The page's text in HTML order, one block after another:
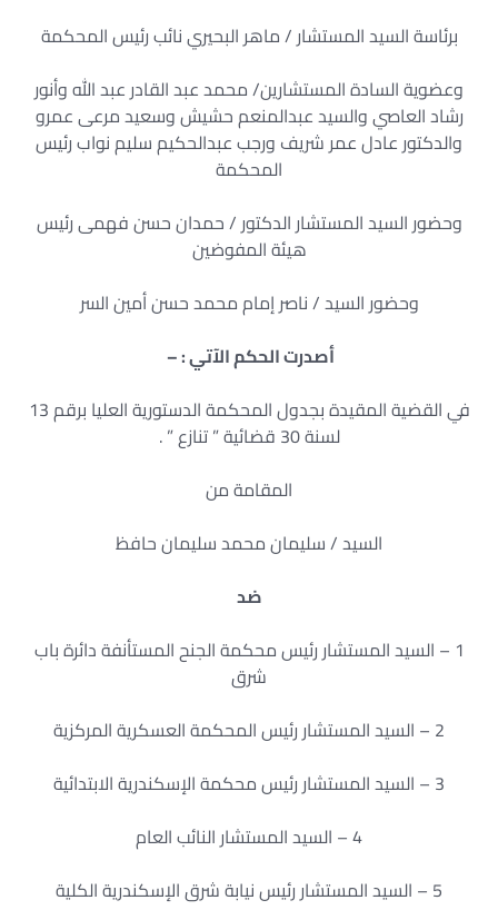
برئاسة السيد المستشار / ماهر البحيري نائب رئيس المحكمة
وعضوية السادة المستشارين/ محمد عبد القادر عبد الله وأنور
رشاد العاصي والسيد عبدالمنعم حشيش وسعيد مرعى عمرو
والدكتور عادل عمر شريف ورجب عبدالحكيم سليم نواب رئيس
المحكمة
وحضور السيد المستشار الدكتور / حمدان حسن فهمى رئيس
هيئة المفوضين
وحضور السيد / ناصر إمام محمد حسن أمين السر
أصدرت الحكم الآتي : –
في القضية المقيدة بجدول المحكمة الدستورية العليا برقم 13
لسنة 30 قضائية ” تنازع ” .
المقامة من
السيد / سليمان محمد سليمان حافظ
ضد
1 – السيد المستشار رئيس محكمة الجنح المستأنفة دائرة باب
شرق
2 – السيد المستشار رئيس المحكمة العسكرية المركزية
3 – السيد المستشار رئيس محكمة الإسكندرية الابتدائية
4 – السيد المستشار النائب العام
5 – السيد المستشار رئيس نيابة شرق الإسكندرية الكلية